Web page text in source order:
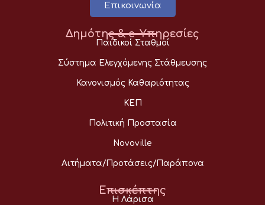
Επικοινωνία
Δημότης & e-Υπηρεσίες
Παιδικοί Σταθμοί
Σύστημα Ελεγχόμενης Στάθμευσης
Κανονισμός Καθαριότητας
ΚΕΠ
Πολιτική Προστασία
Novoville
Αιτήματα/Προτάσεις/Παράπονα
Επισκέπτης
Η Λάρισα